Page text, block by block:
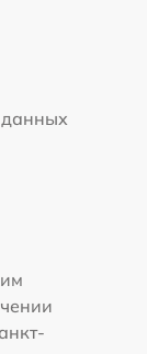
данных